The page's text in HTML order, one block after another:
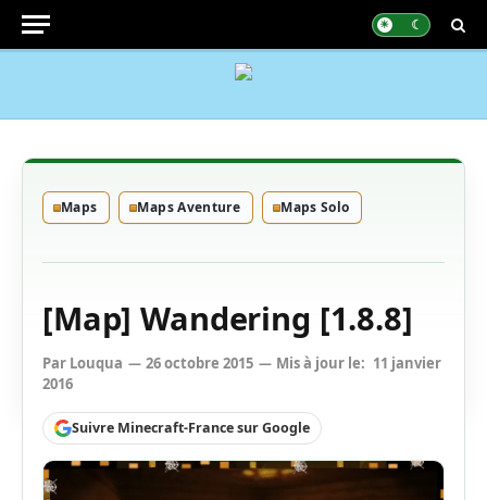
Maps Maps Aventure Maps Solo
[Map] Wandering [1.8.8]
Par Louqua 26 octobre 2015 Mis à jour le: 11 janvier
2016
Suivre Minecraft-France sur Google